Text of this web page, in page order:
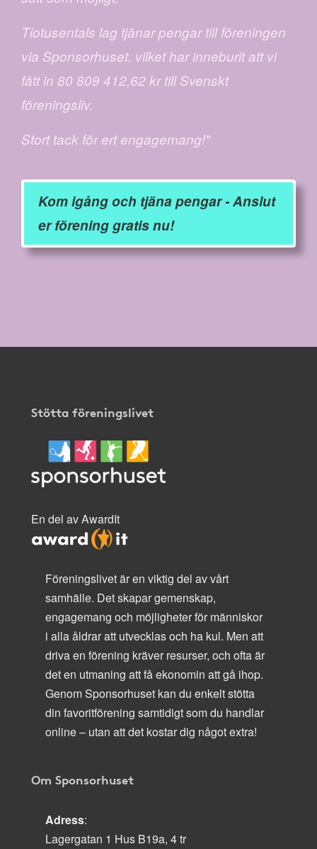
Tiotusentals lag tjänar pengar till föreningen
via Sponsorhuset. vilket har inneburit att vi
fått in 80 809 412,62 kr till Svenskt
föreningsliv.
Stort tack för ert engagemang!"
Kom igång och tjäna pengar - Anslut
er förening gratis nu!
Stötta föreningslivet
En del av AwardIt
Föreningslivet är en viktig del av vårt
samhälle. Det skapar gemenskap,
engagemang och möjligheter för människor
i alla åldrar att utvecklas och ha kul. Men att
driva en förening kräver resurser, och ofta är
det en utmaning att få ekonomin att gå ihop.
Genom Sponsorhuset kan du enkelt stötta
din favoritförening samtidigt som du handlar
online – utan att det kostar dig något extra!
Om Sponsorhuset
Adress:
Lagergatan 1 Hus B19a, 4 tr